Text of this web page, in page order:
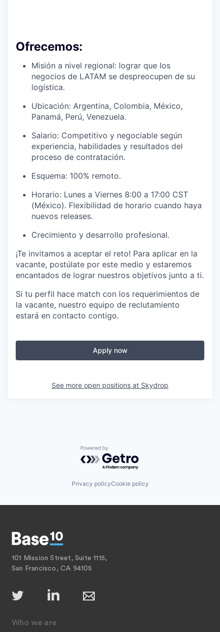
Ofrecemos:
Misión a nivel regional: lograr que los
negocios de LATAM se despreocupen de su
logística.
Ubicación: Argentina, Colombia, México,
Panamá, Perú, Venezuela.
Salario: Competitivo y negociable según
experiencia, habilidades y resultados del
proceso de contratación.
Esquema: 100% remoto.
Horario: Lunes a Viernes 8:00 a 17:00 CST
(México). Flexibilidad de horario cuando haya
nuevos releases.
Crecimiento y desarrollo profesional.
¡Te invitamos a aceptar el reto! Para aplicar en la
vacante, postúlate por este medio y estaremos
encantados de lograr nuestros objetivos junto a ti.
Si tu perfil hace match con los requerimientos de
la vacante, nuestro equipo de reclutamiento
estará en contacto contigo.
Apply now
See more open positions at Skydrop
Powered by Getro.com
Privacy policyCookie policy
101 Mission Street, Suite 1115,
San Francisco, CA 94105
Who we are